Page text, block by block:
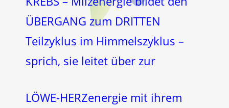
ÜBERGANG zum DRITTEN
Teilzyklus im Himmelszyklus –
sprich, sie leitet über zur
LÖWE-HERZenergie mit ihrem